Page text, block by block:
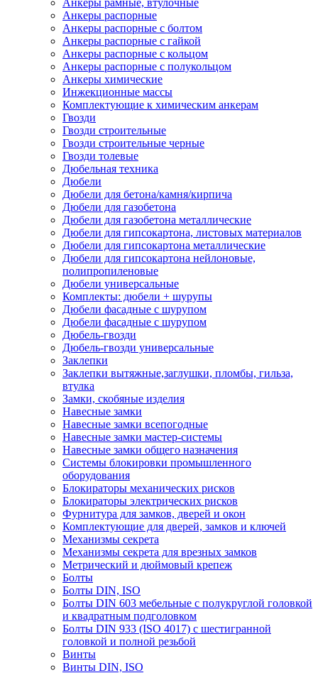
Анкеры рамные, втулочные
Анкеры распорные
Анкеры распорные с болтом
Анкеры распорные с гайкой
Анкеры распорные с кольцом
Анкеры распорные с полукольцом
Анкеры химические
Инжекционные массы
Комплектующие к химическим анкерам
Гвозди
Гвозди строительные
Гвозди строительные черные
Гвозди толевые
Дюбельная техника
Дюбели
Дюбели для бетона/камня/кирпича
Дюбели для газобетона
Дюбели для газобетона металлические
Дюбели для гипсокартона, листовых материалов
Дюбели для гипсокартона металлические
Дюбели для гипсокартона нейлоновые,
полипропиленовые
Дюбели универсальные
Комплекты: дюбели + шурупы
Дюбели фасадные с шурупом
Дюбели фасадные с шурупом
Дюбель-гвозди
Дюбель-гвозди универсальные
Заклепки
Заклепки вытяжные,заглушки, пломбы, гильза,
втулка
Замки, скобяные изделия
Навесные замки
Навесные замки всепогодные
Навесные замки мастер-системы
Навесные замки общего назначения
Системы блокировки промышленного
оборудования
Блокираторы механических рисков
Блокираторы электрических рисков
Фурнитура для замков, дверей и окон
Комплектующие для дверей, замков и ключей
Механизмы секрета
Механизмы секрета для врезных замков
Метрический и дюймовый крепеж
Болты
Болты DIN, ISO
Болты DIN 603 мебельные с полукруглой головкой
и квадратным подголовком
Болты DIN 933 (ISO 4017) с шестигранной
головкой и полной резьбой
Винты
Винты DIN, ISO